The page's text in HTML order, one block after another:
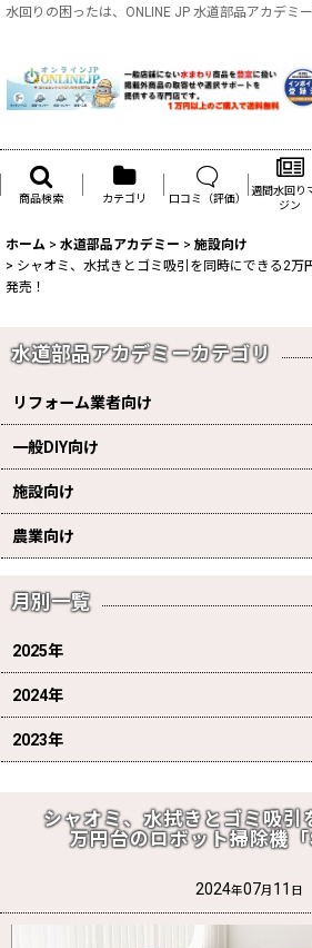
水回りの困ったは、ONLINE JP 水道部品アカデミ
商品検索 カテゴリ 口コミ（評価）
週間水回り
ジン
ホーム > 水道部品アカデミー > 施設向け
> シャオミ、水拭きとゴミ吸引を同時にできる2万
発売！
シャオミ、水拭きとゴミ吸引
万円台のロボット掃除機
2024年07月 11 日
水道部品アカデミーカテゴリ
リフォーム業者向け
一般DIY向け
施設向け
農業向け
月別一覧
2025年
2024年
2023年